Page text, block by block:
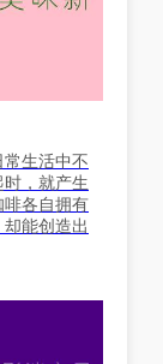
生活中不
，就产生
啡各自拥有
能创造出